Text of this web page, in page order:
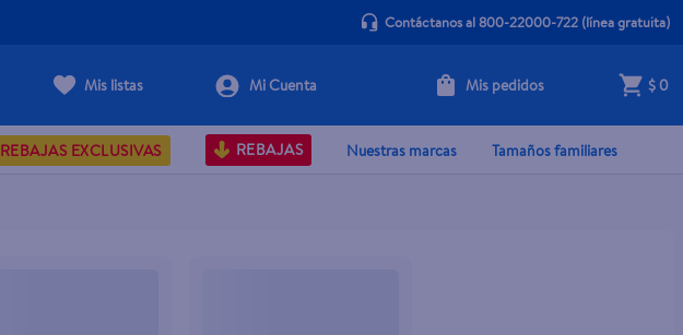
Contáctanos al 800-22000-722(línea gratuita)
Mis listas Mis pedidos $ 0
REBAJAS EXCLUSIVAS REBAJAS Nuestras marcas Tamaños familiares